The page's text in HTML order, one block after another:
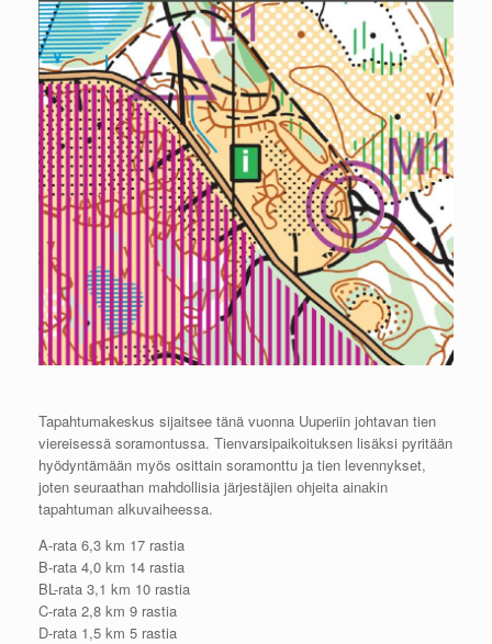
Tapahtumakeskus sijaitsee tänä vuonna Uuperiin johtavan tien
viereisessä soramontussa. Tienvarsipaikoituksen lisäksi pyritään
hyödyntämään myös osittain soramonttu ja tien levennykset,
joten seuraathan mahdollisia järjestäjien ohjeita ainakin
tapahtuman alkuvaiheessa.
A-rata 6,3 km 17 rastia
B-rata 4,0 km 14 rastia
BL-rata 3,1 km 10 rastia
C-rata 2,8 km 9 rastia
D-rata 1,5 km 5 rastia